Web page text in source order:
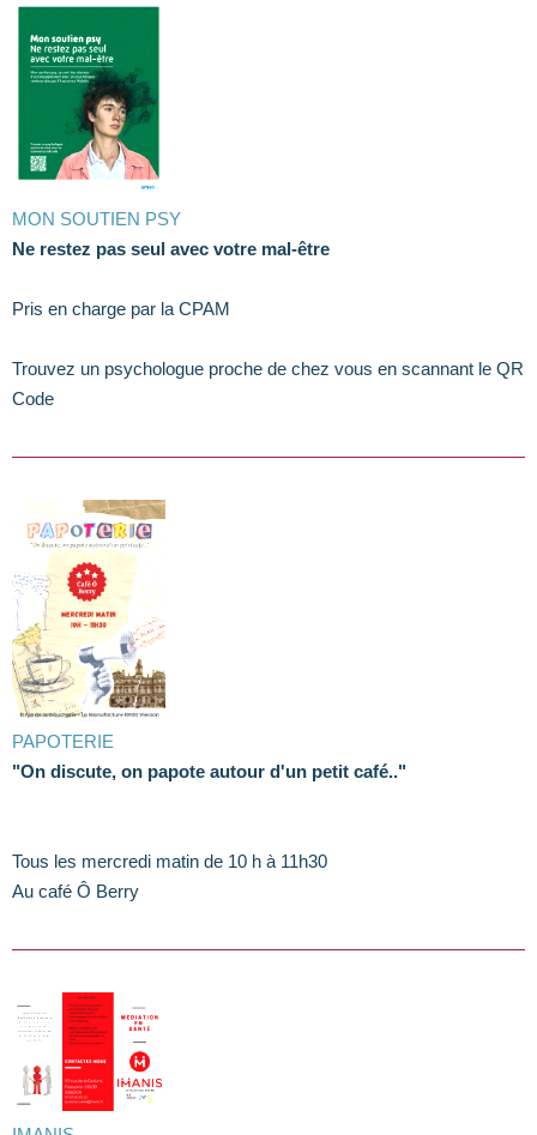
MON SOUTIEN PSY
Ne restez pas seul avec votre mal-être
Pris en charge par la CPAM
Trouvez un psychologue proche de chez vous en scannant le QR
Code
PAPOTERIE
"On discute, on papote autour d'un petit café.."
Tous les mercredi matin de 10 h à 11h30
Au café Ô Berry